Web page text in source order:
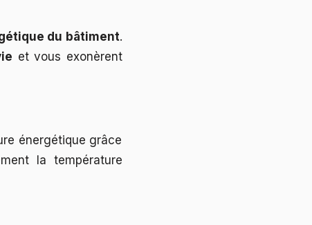
du bâtiment.
et vous exonèrent
énergétique grâce
la température